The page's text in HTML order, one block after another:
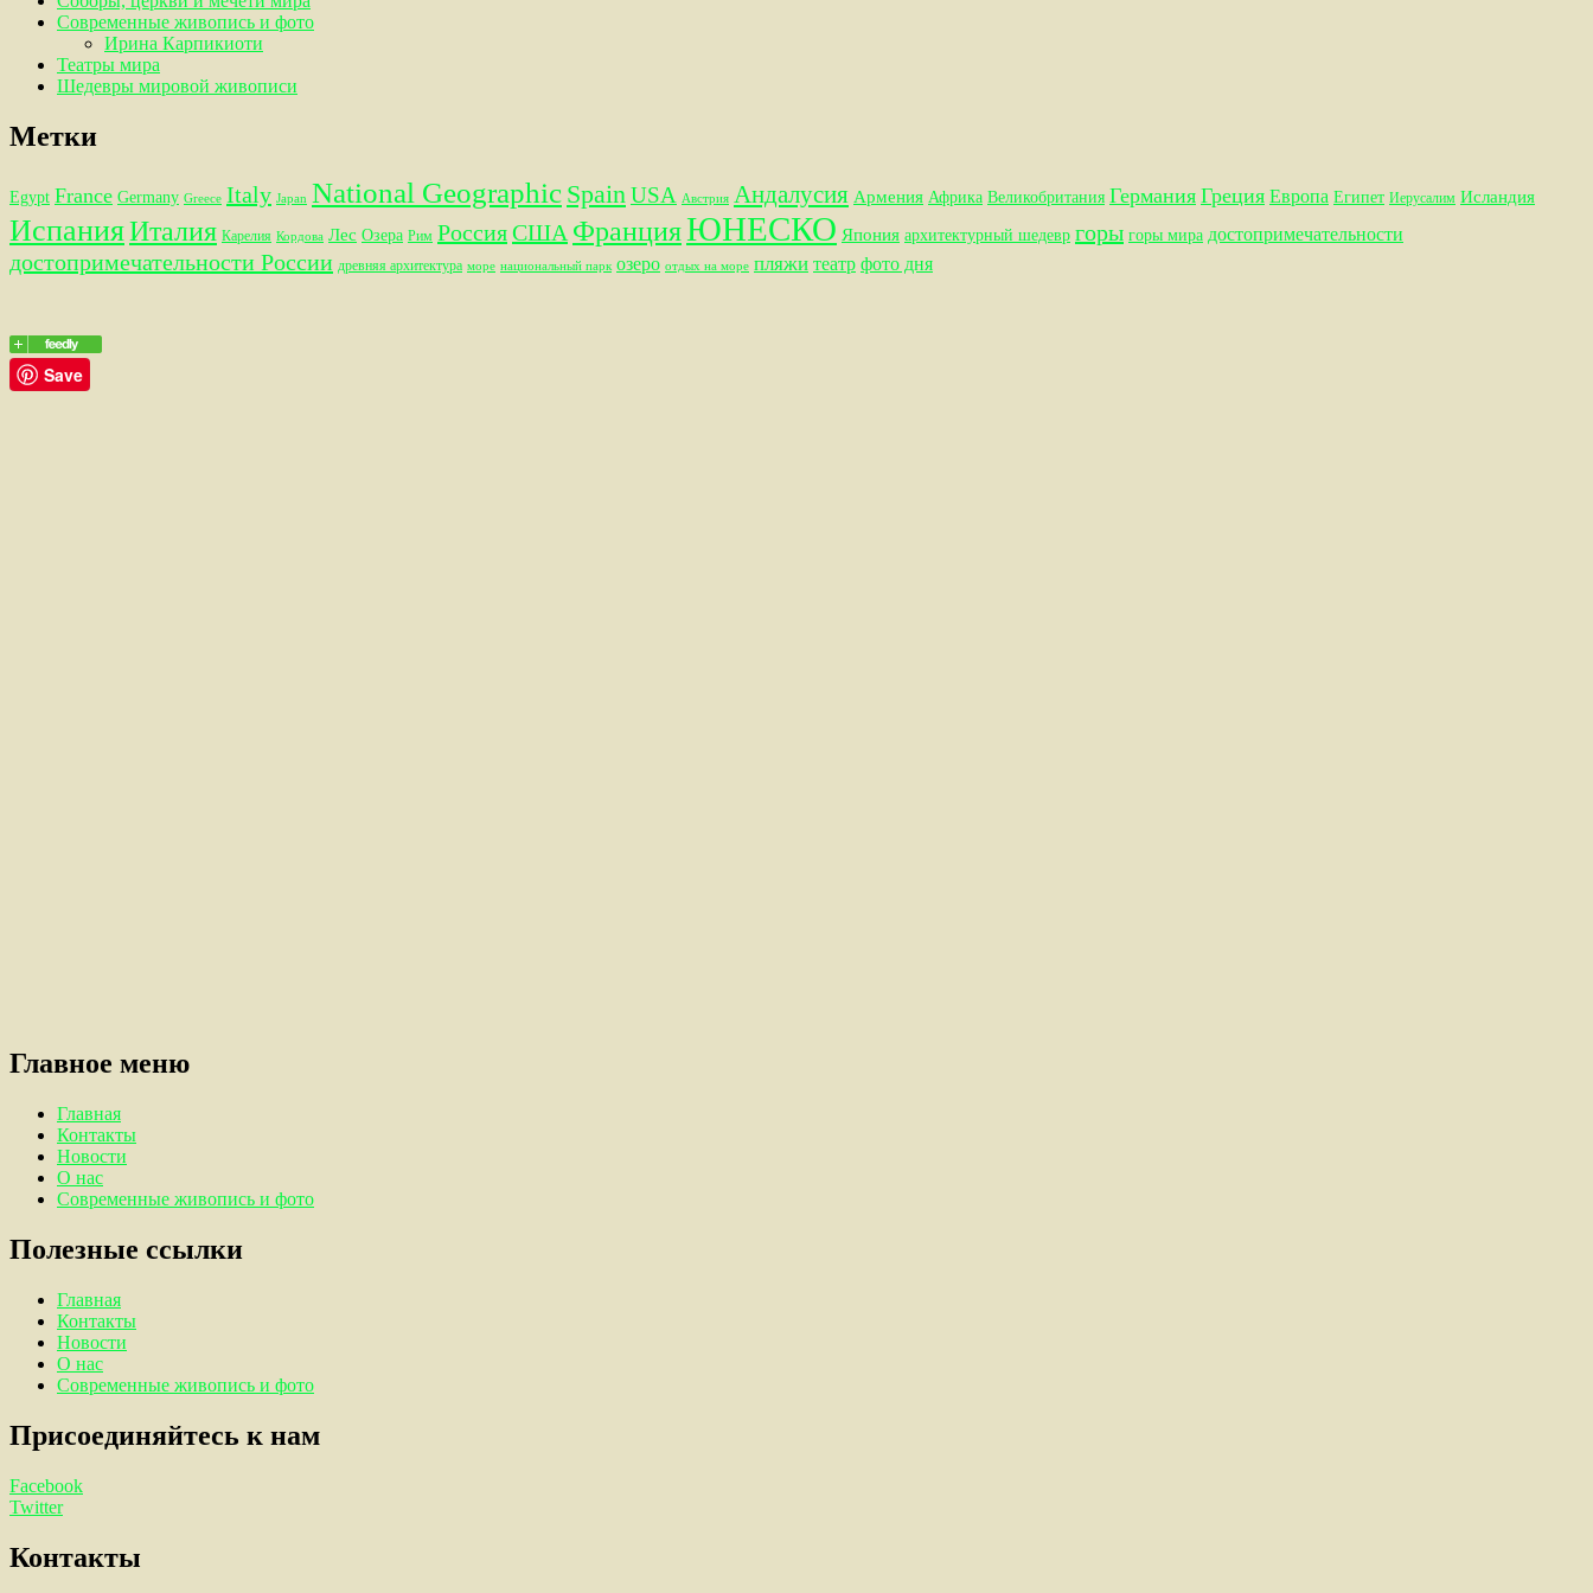
Современные живопись и фото
Ирина Карпикиоти
Театры мира
Шедевры мировой живописи
Метки
Egypt France Germany Greece Italy Japan National Geographic SpainUSA Австрия Андалусия Армения Африка Великобритания Германия Греция Европа Египет Иерусалим Исландия
ИспанияИталия Карелия Кордова Лес Озера Рим РоссияСША ФранцияЮНЕСКО Япония архитектурный шедевр горы горы мира достопримечательности
достопримечательности России древняя архитектура море национальный парк озеро отдых на море пляжи театр фото дня
Save
Главное меню
Главная
Контакты
Новости
О нас
Современные живопись и фото
Полезные ссылки
Главная
Контакты
Новости
О нас
Современные живопись и фото
Присоединяйтесь к нам
Facebook
Twitter
Контакты